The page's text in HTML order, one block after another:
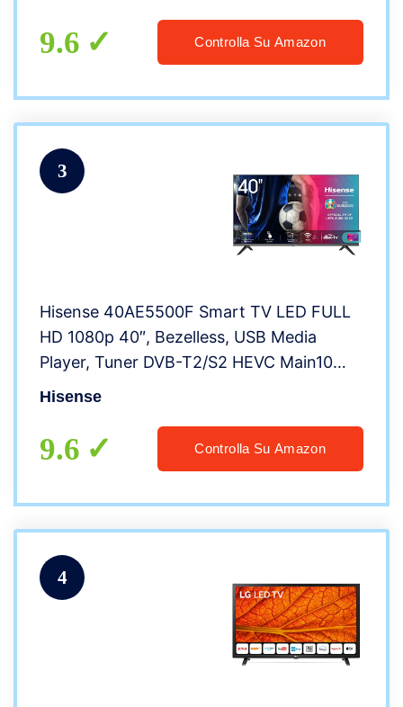
9.6 Controlla Su Amazon
3
Hisense 40AE5500F Smart TV LED FULL
HD 1080p 40″, Bezelless, USB Media
Player, Tuner DVB-T2/S2 HEVC Main10
[Esclusiva Amazon – 2020]
Hisense
9.6 Controlla Su Amazon
4